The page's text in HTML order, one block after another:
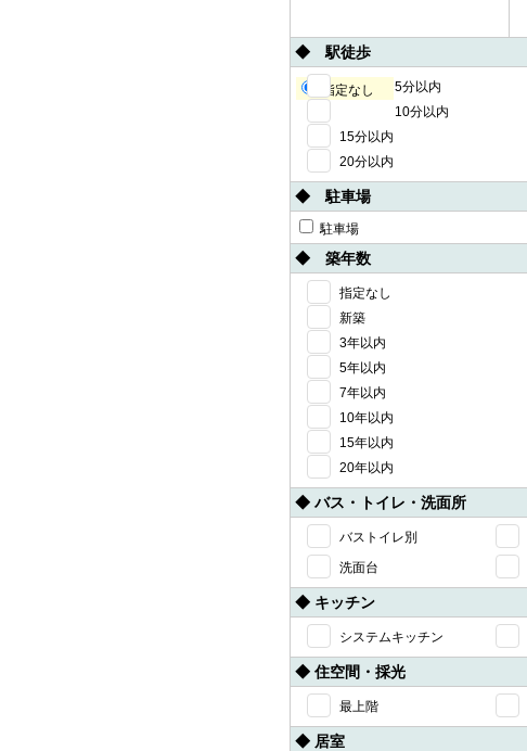
◆ 駅徒歩
指定なし
5分以内
10分以内
15分以内
20分以内
◆ 駐車場
駐車場
◆ 築年数
指定なし
新築
3年以内
5年以内
7年以内
10年以内
15年以内
20年以内
◆ バス・トイレ・洗面所
バストイレ別
洗面台
◆ キッチン
システムキッチン
◆ 住空間・採光
最上階
◆ 居室